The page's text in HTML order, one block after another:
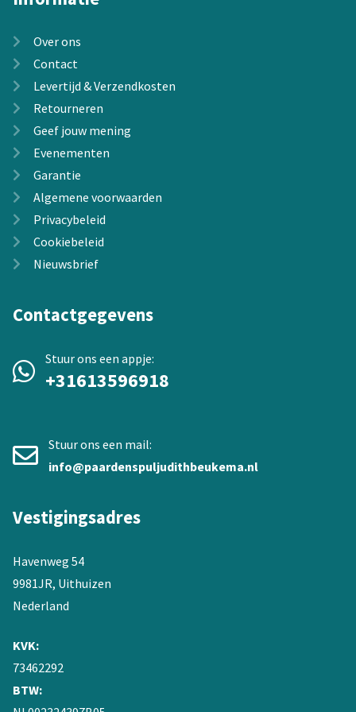
Over ons
Contact
Levertijd & Verzendkosten
Retourneren
Geef jouw mening
Evenementen
Garantie
Algemene voorwaarden
Privacybeleid
Cookiebeleid
Nieuwsbrief
Contactgegevens
Stuur ons een appje:
+31613596918
Stuur ons een mail:
info@paardenspuljudithbeukema.nl
Vestigingsadres
Havenweg 54
9981JR, Uithuizen
Nederland
KVK:
73462292
BTW: